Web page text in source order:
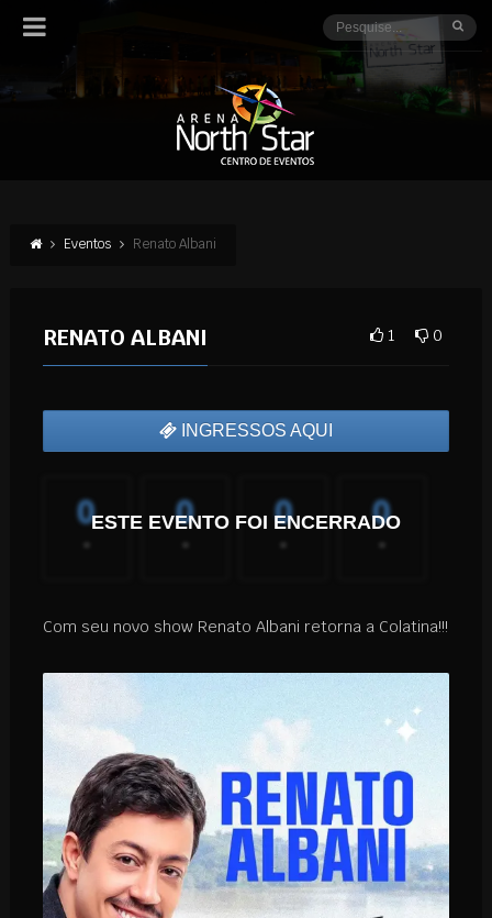
Eventos Renato Albani
1 0
RENATO ALBANI
INGRESSOS AQUI
0
-
0
-
0
-
0
-
ESTE EVENTO FOI ENCERRADO
Com seu novo show Renato Albani retorna a Colatina!!!